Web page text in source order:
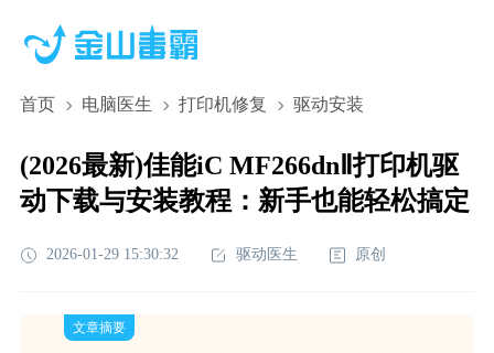
首页 电脑医生 打印机修复 驱动安装
(2026最新)佳能iC MF266dnⅡ打印机驱
动下载与安装教程：新手也能轻松搞定
2026-01-29 15:30:32 驱动医生 原创
文章摘要